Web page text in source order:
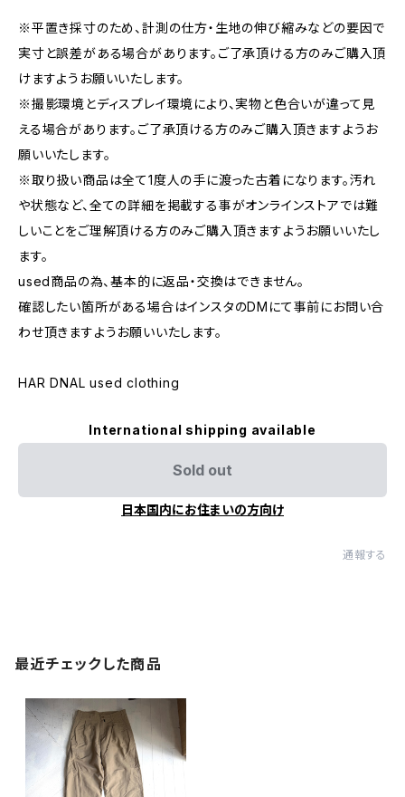
※平置き採寸のため、計測の仕方・生地の伸び縮みなどの要因で
実寸と誤差がある場合があります。ご了承頂ける方のみご購入頂
けますようお願いいたします。
※撮影環境とディスプレイ環境により、実物と色合いが違って見
える場合があります。ご了承頂ける方のみご購入頂きますようお
願いいたします。
※取り扱い商品は全て1度人の手に渡った古着になります。汚れ
や状態など、全ての詳細を掲載する事がオンラインストアでは難
しいことをご理解頂ける方のみご購入頂きますようお願いいたし
ます。
used商品の為、基本的に返品・交換はできません。
確認したい箇所がある場合はインスタのDMにて事前にお問い合
わせ頂きますようお願いいたします。
HAR DNAL used clothing
International shipping available
Sold out
日本国内にお住まいの方向け
通報する
最近チェックした商品